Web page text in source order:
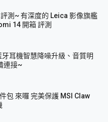
測~ 有深度的 Leica 影像旗艦
14 開箱 評測
耳機智慧降噪升級、音質明
連接~
包 來囉 完美保護 MSI Claw